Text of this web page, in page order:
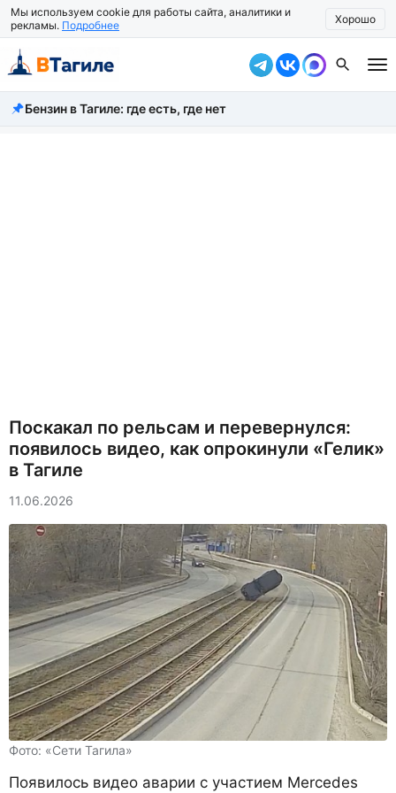
Мы используем cookie для работы сайта, аналитики и
рекламы. Подробнее Хорошо
Все новости
Бензин в Тагиле: где есть, где нет
Поскакал по рельсам и перевернулся:
появилось видео, как опрокинули «Гелик»
в Тагиле
11.06.2026
Фото: «Сети Тагила»
Появилось видео аварии с участием Mercedes